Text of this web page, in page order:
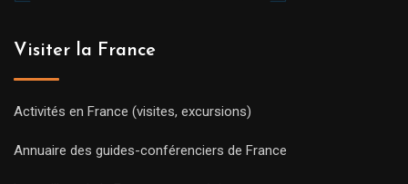
Visiter la France
Activités en France (visites, excursions)
Annuaire des guides-conférenciers de France